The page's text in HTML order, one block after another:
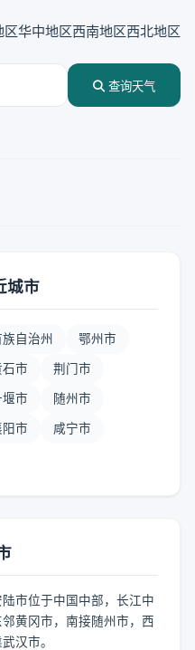
区华中地区西南地区西北地区
查询天气
城市
自治州 鄂州市
石市 荆门市
堰市 随州市
阳市 咸宁市
市位于中国中部，长江中
黄冈市，南接随州市，西
汉市。